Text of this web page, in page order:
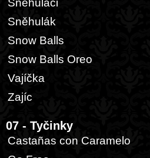
Sněhuláci
Sněhulák
Snow Balls
Snow Balls Oreo
Vajíčka
Zajíc
07 - Tyčinky
Castañas con Caramelo